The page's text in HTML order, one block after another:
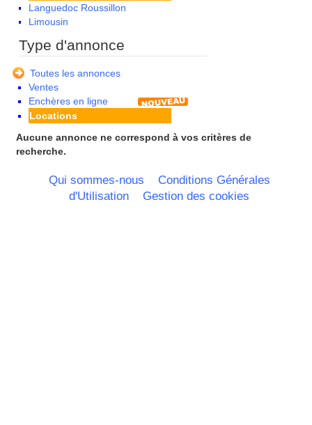
Languedoc Roussillon
Limousin
Martinique
Midi Pyrenees - Espagne -
Portugal
Nord Pas de Calais - Belgique -
Pays Bas
Pays de la Loire
Picardie
Principauté de Monaco
Provence Alpes Cote d'Azur -
Type d'annonce
Toutes les annonces
Ventes
Enchères en ligne
Locations
Aucune annonce ne correspond à vos critères de
recherche.
Qui sommes-nous
Conditions Générales
d'Utilisation
Gestion des cookies